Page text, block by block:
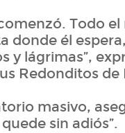
Todo
donde él
y lágrimas”,
Redonditos de
masivo,
sin adiós”.